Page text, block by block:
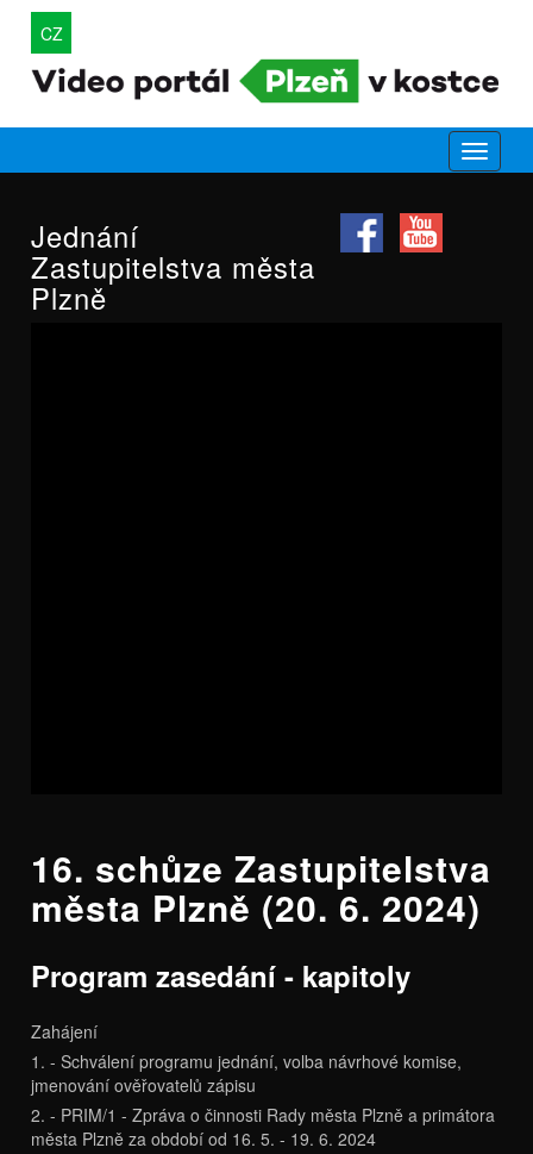
CZ
Jednání
Zastupitelstva města
Plzně
16. schůze Zastupitelstva
města Plzně (20. 6. 2024)
Program zasedání - kapitoly
Zahájení
1. - Schválení programu jednání, volba návrhové komise,
jmenování ověřovatelů zápisu
2. - PRIM/1 - Zpráva o činnosti Rady města Plzně a primátora
města Plzně za období od 16. 5. - 19. 6. 2024